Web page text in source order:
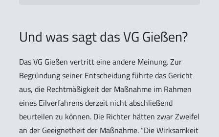
Und was sagt das VG Gießen?
Das VG Gießen vertritt eine andere Meinung. Zur
Begründung seiner Entscheidung führte das Gericht
aus, die Rechtmäßigkeit der Maßnahme im Rahmen
eines Eilverfahrens derzeit nicht abschließend
beurteilen zu können. Die Richter hätten zwar Zweifel
an der Geeignetheitder Maßnahme. “Die Wirksamkeit